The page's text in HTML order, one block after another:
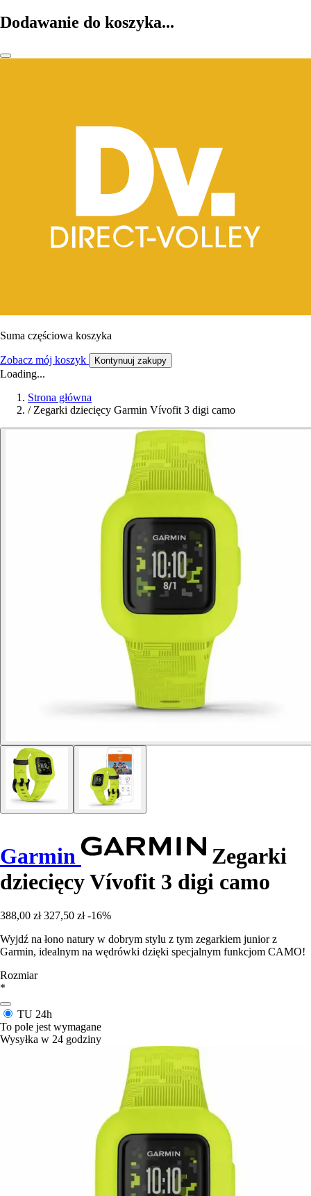
Dodawanie do koszyka...
Suma częściowa koszyka
Zobacz mój koszyk Kontynuuj zakupy
Loading...
Strona główna
/ Zegarki dziecięcy Garmin Vívofit 3 digi camo
Garmin
Zegarki
dziecięcy Vívofit 3 digi camo
388,00 zł 327,50 zł -16%
Wyjdź na łono natury w dobrym stylu z tym zegarkiem junior z
Garmin, idealnym na wędrówki dzięki specjalnym funkcjom CAMO!
Rozmiar
*
TU 24h
To pole jest wymagane
Wysyłka w 24 godziny